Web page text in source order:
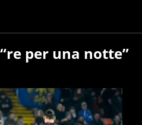
per una notte”